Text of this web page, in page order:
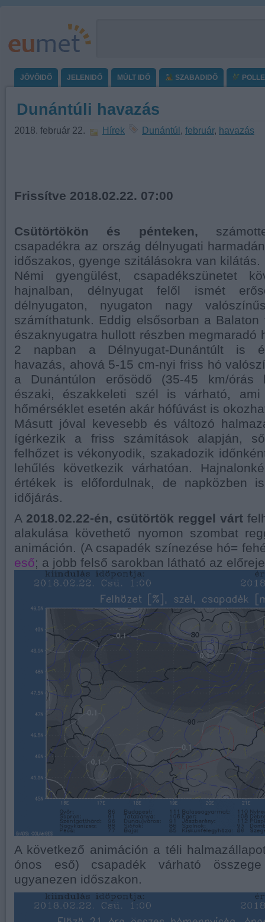
JÖVŐIDŐ JELENIDŐ MÚLT IDŐ SZABADIDŐ
Dunántúli havazás
2018. február 22. Hírek Dunántúl, február, havazás
Frissítve 2018.02.22. 07:00
Csütörtökön és pénteken,
csapadékra az ország délnyugati
időszakos, gyenge szitálásokra van kilátás.
Némi gyengülést, csapadékszünetet
hajnalban, délnyugat felől ismét
délnyugaton, nyugaton nagy
számíthatunk. Eddig elsősorban a Balaton
északnyugatra hullott részben megmaradó
2 napban a Délnyugat-Dunántúlt is
havazás, ahová 5-15 cm-nyi friss hó
a Dunántúlon erősödő (35-45 km/órás
északi, északkeleti szél is várható,
hőmérséklet esetén akár hófúvást is
Másutt jóval kevesebb és változó
ígérkezik a friss számítások alapján,
felhőzet is vékonyodik, szakadozik
lehűlés következik várhatóan.
értékek is előfordulnak, de napközben
időjárás.
A 2018.02.22-én, csütörtök reggel várt
alakulása követhető nyomon szombat
animáción. (A csapadék színezése hó=
eső; a jobb felső sarokban látható az
A következő animáción a téli
ónos eső) csapadék várható
ugyanezen időszakon.